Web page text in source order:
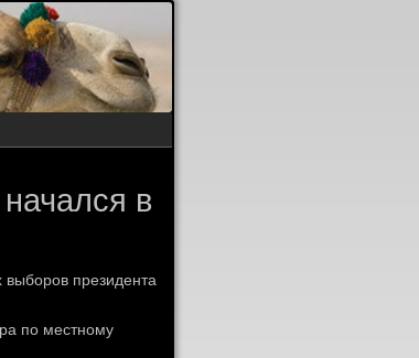
в
президента
по местному